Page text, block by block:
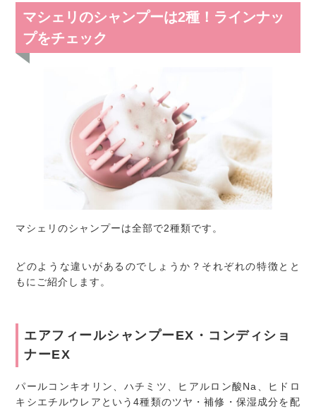
マシェリのシャンプーは2種！ラインナッ
プをチェック
マシェリのシャンプーは全部で2種類です。
どのような違いがあるのでしょうか？それぞれの特徴とと
もにご紹介します。
エアフィールシャンプーEX・コンディショ
ナーEX
パールコンキオリン、ハチミツ、ヒアルロン酸Na、ヒドロ
キシエチルウレアという4種類のツヤ・補修・保湿成分を配